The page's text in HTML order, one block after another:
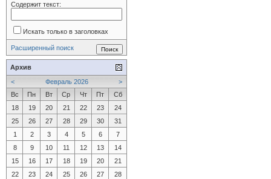
Содержит текст:
Искать только в заголовках
Расширенный поиск
Архив
<
>
Февраль 2026
Вс
Пн Вт Ср Чт Пт
Сб
18
19 20 21 22 23
24
25
26 27 28 29 30
31
1
2 3 4 5 6
7
8
9 10 11 12 13
14
15
16 17 18 19 20
21
22
23 24 25 26 27 28